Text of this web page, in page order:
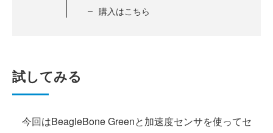
購入はこちら
試してみる
今回はBeagleBone Greenと加速度センサを使ってセ